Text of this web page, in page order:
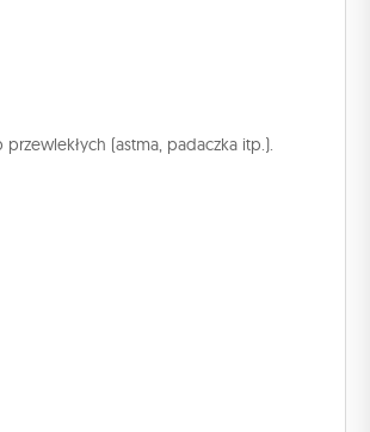
(astma, padaczka itp.).